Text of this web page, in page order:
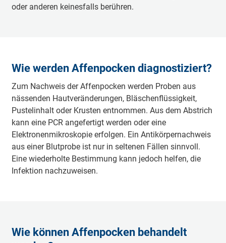
oder anderen keinesfalls berühren.
Wie werden Affenpocken diagnostiziert?
Zum Nachweis der Affenpocken werden Proben aus
nässenden Hautveränderungen, Bläschenflüssigkeit,
Pustelinhalt oder Krusten entnommen. Aus dem Abstrich
kann eine PCR angefertigt werden oder eine
Elektronenmikroskopie erfolgen. Ein Antikörpernachweis
aus einer Blutprobe ist nur in seltenen Fällen sinnvoll.
Eine wiederholte Bestimmung kann jedoch helfen, die
Infektion nachzuweisen.
Wie können Affenpocken behandelt